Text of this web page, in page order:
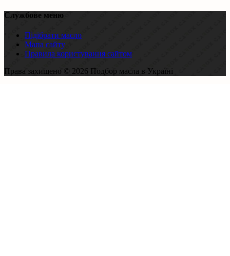
Службове меню
Підібрати масло
Мапа сайту
Правила користування сайтом
Права захищено © 2026 Подбор масла в Україні